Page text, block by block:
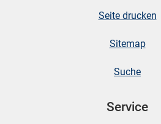
Seite drucken
Sitemap
Suche
Service